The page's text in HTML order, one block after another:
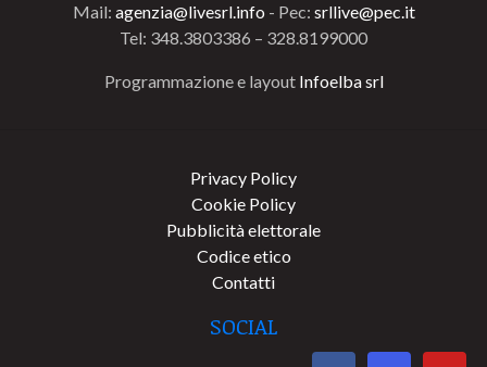
Mail: agenzia@livesrl.info - Pec: srllive@pec.it
Tel: 348.3803386 – 328.8199000
Programmazione e layout Infoelba srl
Privacy Policy
Cookie Policy
Pubblicità elettorale
Codice etico
Contatti
SOCIAL